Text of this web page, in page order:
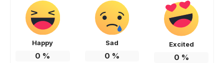
Happy
0 %
Sad
0 %
Excited
0 %